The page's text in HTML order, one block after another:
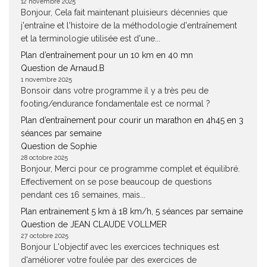
Bonjour, Cela fait maintenant pluisieurs décennies que
j'entraîne et l'histoire de la méthodologie d'entraînement
et la terminologie utilisée est d'une...
Plan d’entraînement pour un 10 km en 40 mn
Question de Arnaud.B
1 novembre 2025
Bonsoir dans votre programme il y a très peu de
footing/endurance fondamentale est ce normal ?
Plan d’entraînement pour courir un marathon en 4h45 en 3
séances par semaine
Question de Sophie
28 octobre 2025
Bonjour, Merci pour ce programme complet et équilibré.
Effectivement on se pose beaucoup de questions
pendant ces 16 semaines, mais...
Plan entrainement 5 km à 18 km/h, 5 séances par semaine
Question de JEAN CLAUDE VOLLMER
27 octobre 2025
Bonjour L'objectif avec les exercices techniques est
d'améliorer votre foulée par des exercices de